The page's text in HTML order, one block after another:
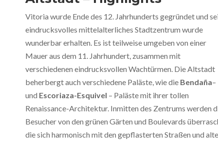
Vitoria wurde Ende des 12. Jahrhunderts gegründet und
eindrucksvolles mittelalterliches Stadtzentrum wurde
wunderbar erhalten. Es ist teilweise umgeben von einer
Mauer aus dem 11. Jahrhundert, zusammen mit
verschiedenen eindrucksvollen Wachtürmen. Die Altstadt
beherbergt auch verschiedene Paläste, wie die Bendaña–
und Escoriaza-Esquivel – Paläste mit ihrer tollen
Renaissance-Architektur. Inmitten des Zentrums werden
Besucher von den grünen Gärten und Boulevards
die sich harmonisch mit den gepflasterten Straßen und